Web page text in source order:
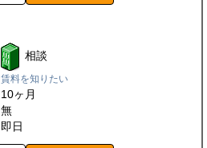
相談
賃料を知りたい
10ヶ月
無
即日